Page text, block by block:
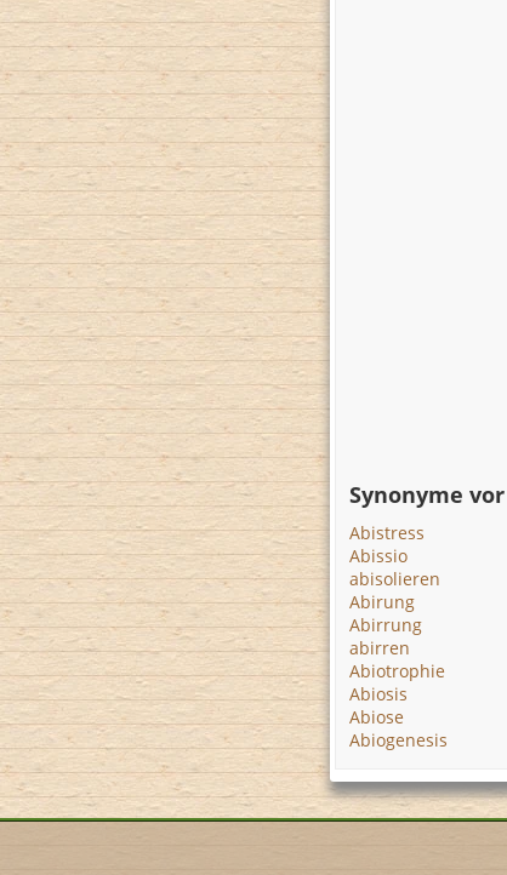
Synonyme
Abistress
Abissio
abisolieren
Abirung
Abirrung
abirren
Abiotrophie
Abiosis
Abiose
Abiogenesis